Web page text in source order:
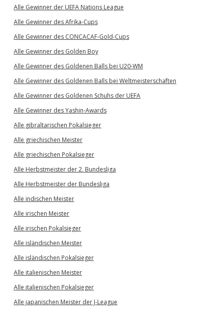
Alle Gewinner der UEFA Nations League
Alle Gewinner des Afrika-Cups
Alle Gewinner des CONCACAF-Gold-Cups
Alle Gewinner des Golden Boy
Alle Gewinner des Goldenen Balls bei U20-WM
Alle Gewinner des Goldenen Balls bei Weltmeisterschaften
Alle Gewinner des Goldenen Schuhs der UEFA
Alle Gewinner des Yashin-Awards
Alle gibraltarischen Pokalsieger
Alle griechischen Meister
Alle griechischen Pokalsieger
Alle Herbstmeister der 2. Bundesliga
Alle Herbstmeister der Bundesliga
Alle indischen Meister
Alle irischen Meister
Alle irischen Pokalsieger
Alle isländischen Meister
Alle isländischen Pokalsieger
Alle italienischen Meister
Alle italienischen Pokalsieger
Alle japanischen Meister der J-League